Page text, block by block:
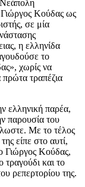
Νεάπολη
Κούδας ως
σε μία
η ελληνίδα
το
χωρίς να
πρώτα τραπέζια
ελληνική παρέα,
παρουσία του
Με το τέλος
είπε στο αυτί,
Γιώργος Κούδας,
τραγούδι και το
ρεπερτορίου της.